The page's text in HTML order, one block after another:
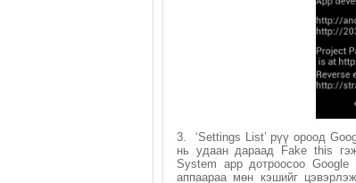
3. ‘Settings List’ рүү ороод
нь удаан дараад Fake this
System аpp дотроосоо
аппаараа мөн кэшийг